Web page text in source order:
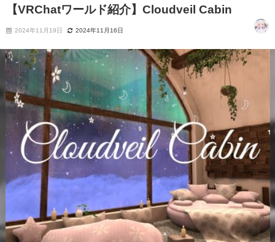
【VRChatワールド紹介】Cloudveil Cabin
2024年11月19日 2024年11月16日